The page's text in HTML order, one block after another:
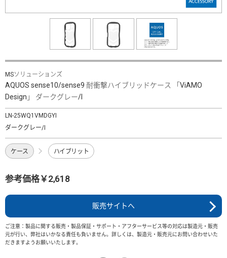
MSソリューションズ
AQUOS sense10/sense9 耐衝撃ハイブリッドケース 「ViAMO
Design」 ダークグレー/I
LN-25WQ1VMDGYI
ダークグレー/I
ケース ハイブリット
参考価格￥2,618
販売サイトへ
ご注意：製品に関する販売・製品保証・サポート・アフターサービス等の対応は製造元・販売
元が行い、弊社はいかなる責任も負いません。詳しくは、製造元・販売元にお問い合わせいた
だきますようお願いいたします。